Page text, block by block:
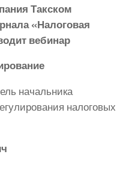
Такском
«Налоговая
вебинар
начальника
налоговых